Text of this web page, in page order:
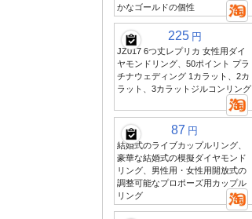
かなゴールドの個性
225 円
JZ017 6つ丈レプリカ 女性用ダイ
ヤモンドリング、50ポイント プラ
チナウェディング 1カラット、2カ
ラット、3カラットジルコンリング
87 円
結婚式のライブカップルリング、
豪華な結婚式の模擬ダイヤモンド
リング、男性用・女性用開放式の
調整可能なプロポーズ用カップル
リング